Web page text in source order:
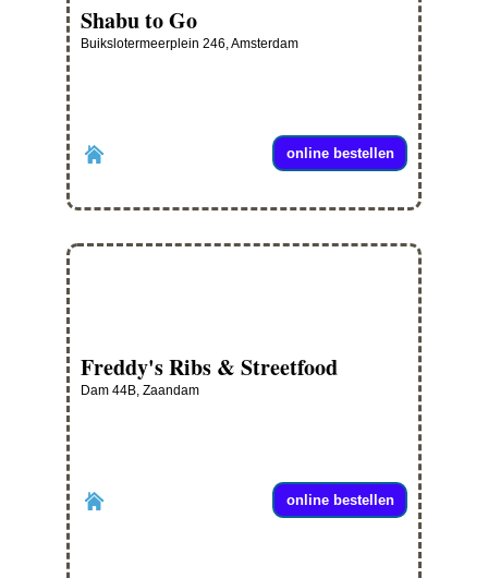
Shabu to Go
Buikslotermeerplein 246, Amsterdam
online bestellen
Freddy's Ribs & Streetfood
Dam 44B, Zaandam
online bestellen